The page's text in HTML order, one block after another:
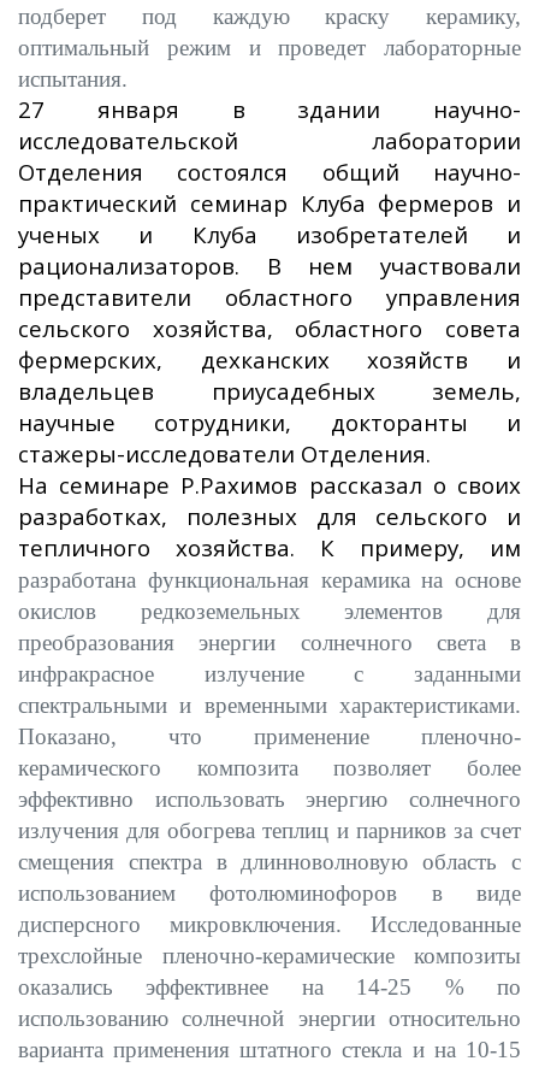
подберет под каждую краску керамику,
оптимальный режим и проведет лабораторные
испытания.
27 января в здании научно-
исследовательской лаборатории
Отделения состоялся общий научно-
практический семинар Клуба фермеров и
ученых и Клуба изобретателей и
рационализаторов. В нем участвовали
представители областного управления
сельского хозяйства, областного совета
фермерских, дехканских хозяйств и
владельцев приусадебных земель,
научные сотрудники, докторанты и
стажеры-исследователи Отделения.
На семинаре Р.Рахимов рассказал о своих
разработках, полезных для сельского и
тепличного хозяйства. К примеру, им
разработана функциональная керамика на основе
окислов редкоземельных элементов для
преобразования энергии солнечного света в
инфракрасное излучение с заданными
спектральными и временными характеристиками.
Показано, что применение пленочно-
керамического композита позволяет более
эффективно использовать энергию солнечного
излучения для обогрева теплиц и парников за счет
смещения спектра в длинноволновую область с
использованием фотолюминофоров в виде
дисперсного микровключения. Исследованные
трехслойные пленочно-керамические композиты
оказались эффективнее на 14-25 % по
использованию солнечной энергии относительно
варианта применения штатного стекла и на 10-15